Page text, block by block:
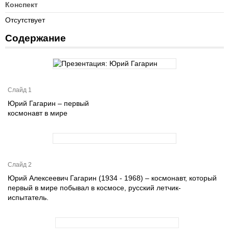
Конспект
Отсутствует
Содержание
Слайд 1
Юрий Гагарин – первый
космонавт в мире
Слайд 2
Юрий Алексеевич Гагарин (1934 - 1968) – космонавт, который
первый в мире побывал в космосе, русский летчик-
испытатель.